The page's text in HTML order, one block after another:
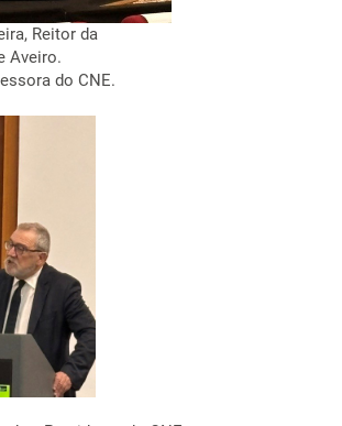
Reitor da
de Aveiro.
do CNE.